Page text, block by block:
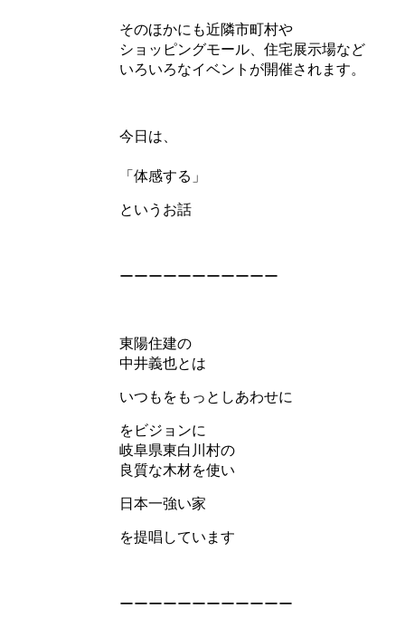
そのほかにも近隣市町村や
ショッピングモール、住宅展示場など
いろいろなイベントが開催されます。
今日は、
「体感する」
というお話
ーーーーーーーーーーー
東陽住建の
中井義也とは
いつもをもっとしあわせに
をビジョンに
岐阜県東白川村の
良質な木材を使い
日本一強い家
を提唱しています
ーーーーーーーーーーーー